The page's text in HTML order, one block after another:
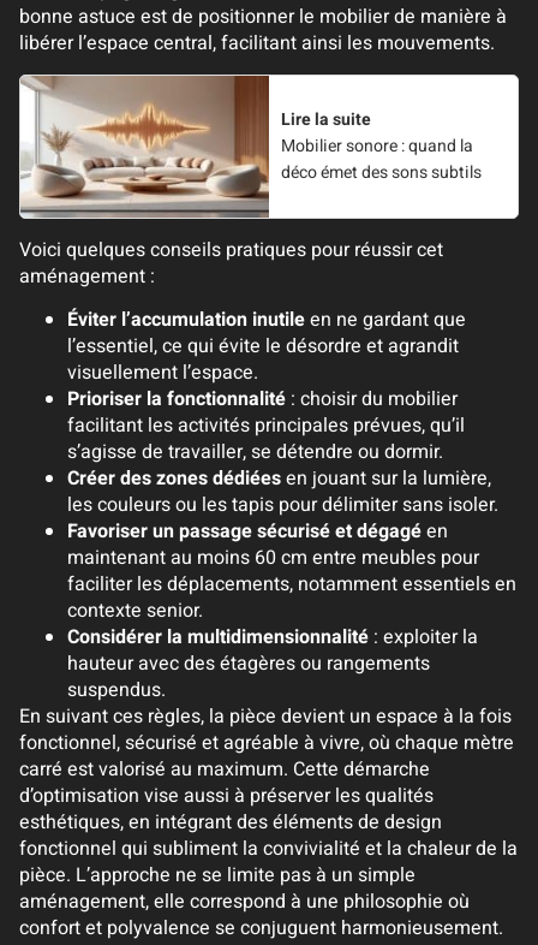
bonne astuce est de positionner le mobilier de manière à
libérer l’espace central, facilitant ainsi les mouvements.
Lire la suite
Mobilier sonore : quand la
déco émet des sons subtils
Voici quelques conseils pratiques pour réussir cet
aménagement :
Éviter l’accumulation inutileen ne gardant que
l’essentiel, ce qui évite le désordre et agrandit
visuellement l’espace.
Prioriser la fonctionnalité : choisir du mobilier
facilitant les activités principales prévues, qu’il
s’agisse de travailler, se détendre ou dormir.
Créer des zones dédiéesen jouant sur la lumière,
les couleurs ou les tapis pour délimiter sans isoler.
Favoriser un passage sécurisé et dégagéen
maintenant au moins 60 cm entre meubles pour
faciliter les déplacements, notamment essentiels en
contexte senior.
Considérer la multidimensionnalité : exploiter la
hauteur avec des étagères ou rangements
suspendus.
En suivant ces règles, la pièce devient un espace à la fois
fonctionnel, sécurisé et agréable à vivre, où chaque mètre
carré est valorisé au maximum. Cette démarche
d’optimisation vise aussi à préserver les qualités
esthétiques, en intégrant des éléments de design
fonctionnel qui subliment la convivialité et la chaleur de la
pièce. L’approche ne se limite pas à un simple
aménagement, elle correspond à une philosophie où
confort et polyvalence se conjuguent harmonieusement.